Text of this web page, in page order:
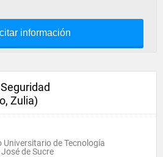
información
Zulia)
de Tecnología
de Sucre